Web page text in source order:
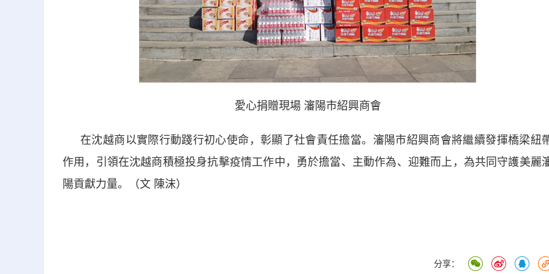
愛心捐贈現場 瀋陽市紹興商會
在沈越商以實際行動踐行初心使命，彰顯了社會責任擔當。瀋陽市紹興商會將繼續發揮橋梁紐
作用，引領在沈越商積極投身抗擊疫情工作中，勇於擔當、主動作為、迎難而上，為共同守護美麗
陽貢獻力量。（文 陳沫）
分享：